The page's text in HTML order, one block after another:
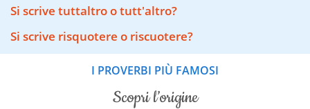
Si scrive tuttaltro o tutt'altro?
Si scrive risquotere o riscuotere?
I PROVERBI PIÙ FAMOSI
scopri l’origine